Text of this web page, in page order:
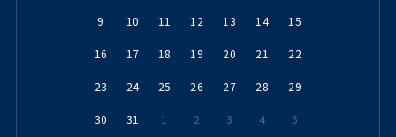
9 10 11 12 13 14 15
16 17 18 19 20 21 22
23 24 25 26 27 28 29
30 31 1 2 3 4 5